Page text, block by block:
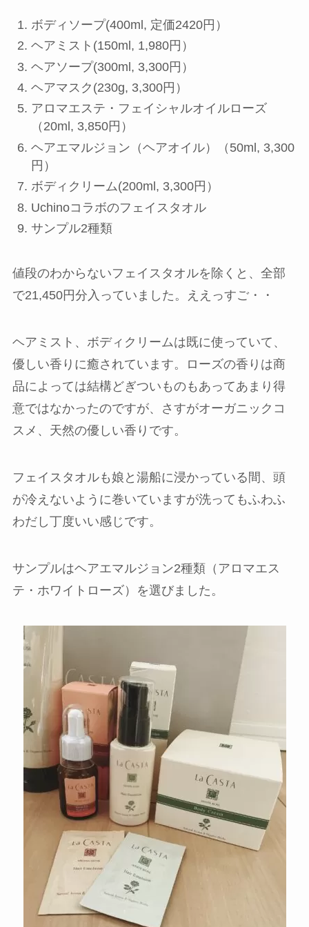
ボディソープ(400ml, 定価2420円）
ヘアミスト(150ml, 1,980円）
ヘアソープ(300ml, 3,300円）
ヘアマスク(230g, 3,300円）
アロマエステ・フェイシャルオイルローズ
（20ml, 3,850円）
ヘアエマルジョン（ヘアオイル）（50ml, 3,300
円）
ボディクリーム(200ml, 3,300円）
Uchinoコラボのフェイスタオル
サンプル2種類
値段のわからないフェイスタオルを除くと、 全部
で21,450円分入っていました。
ええっすご・・
ヘアミスト、ボディクリームは既に使っていて、
優しい香りに癒されています。ローズの香りは商
品によっては結構どぎついものもあってあまり得
意ではなかったのですが、さすがオーガニックコ
スメ、 天然の優しい香り です。
フェイスタオルも娘と湯船に浸かっている間、頭
が冷えないように巻いていますが洗ってもふわふ
わだし丁度いい感じです。
サンプルはヘアエマルジョン2種類（アロマエス
テ・ホワイトローズ）を選びました。